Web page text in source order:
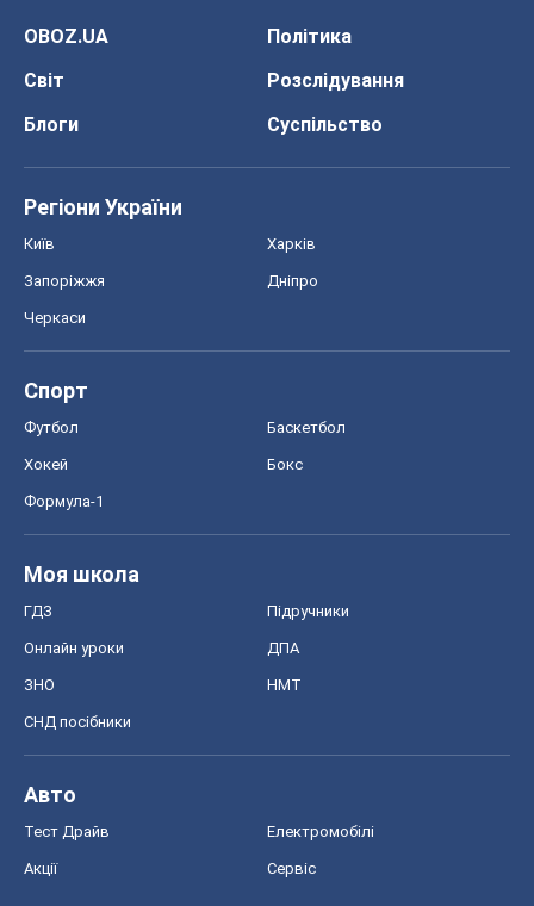
OBOZ.UA
Політика
Світ
Розслідування
Блоги
Суспільство
Регіони України
Київ Харків
Запоріжжя Дніпро
Черкаси
Спорт
Футбол Баскетбол
Хокей Бокс
Формула-1
Моя школа
ГДЗ Підручники
Онлайн уроки ДПА
ЗНО НМТ
СНД посібники
Авто
Тест Драйв Електромобілі
Акції Сервіс